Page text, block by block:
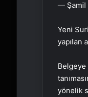
— Şamil
Yeni
yapılan
yönelik